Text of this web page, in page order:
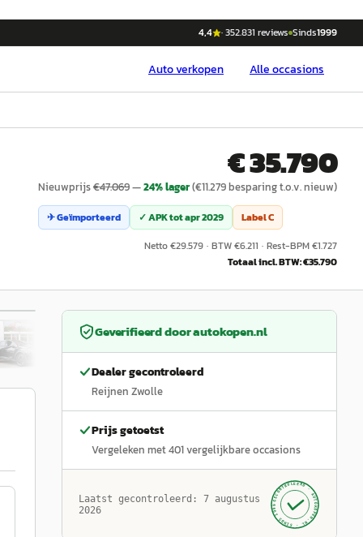
4,4 ·352.831 reviews Sinds1999
Autoverkopen Alle occasions
€ 35.790
Nieuwprijs€47.069—24% lager(€11.279besparing t.o.v. nieuw)
✈ Geïmporteerd ✓ APK totapr 2029 LabelC
Netto €29.579 · BTW €6.211 · Rest-BPM €1.727
Totaal incl. BTW: €35.790
/53
Geverifieerd doorautokopen.nl
Dealer gecontroleerd
Reijnen Zwolle
Prijs getoetst
Vergeleken met401vergelijkbare occasions
Laatst gecontroleerd: 7 augustus
2026
GECONTROLEERD ·
AUTOKOPEN.NL
· SINDS 1999 ·